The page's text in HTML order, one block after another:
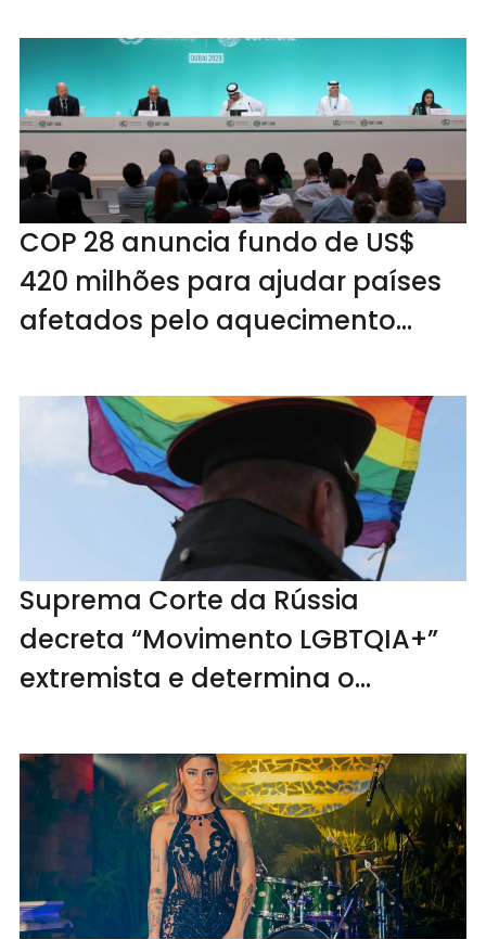
COP 28 anuncia fundo de US$
420 milhões para ajudar países
afetados pelo aquecimento
Suprema Corte da Rússia
decreta “Movimento LGBTQIA+”
extremista e determina o